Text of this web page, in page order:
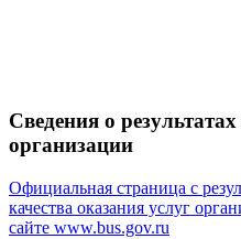
Сведения о
организации
Официальная страница с
качества оказания услуг
сайте www.bus.gov.ru